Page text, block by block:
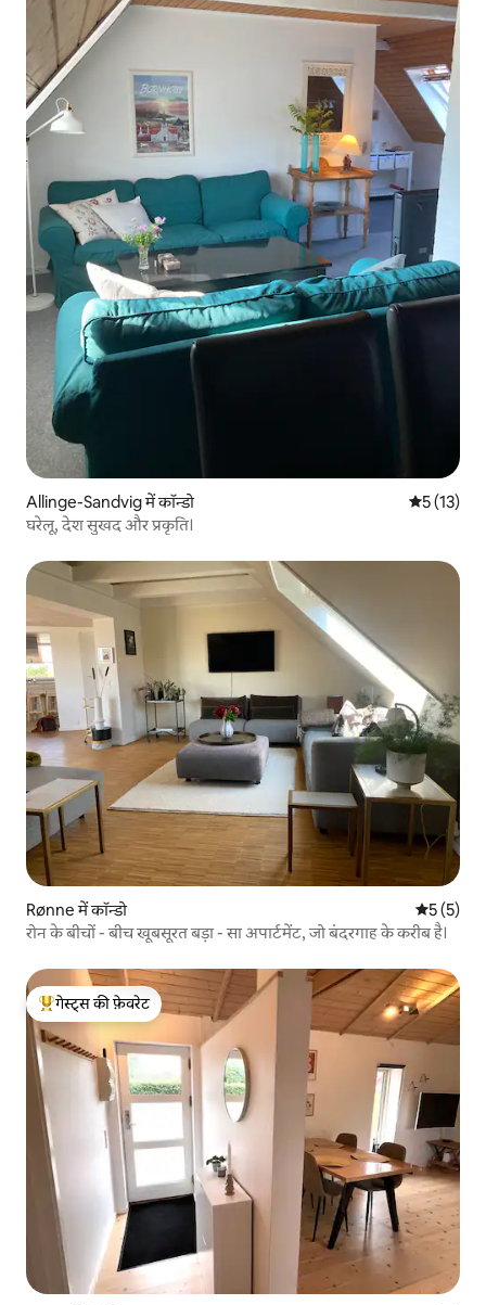
Allinge-Sandvig में कॉन्डो औसत रेटिंग
5 (13)
घरेलू, देश सुखद और प्रकृति।
Rønne में कॉन्डो औसत रेटिंग
5 (5)
रोन के बीचों - बीच खूबसूरत बड़ा - सा अपार्टमेंट, जो बंदरगाह के करीब है।
गेस्ट्स का टॉप फ़ेवरेट
गेस्ट्स की फ़ेवरेट